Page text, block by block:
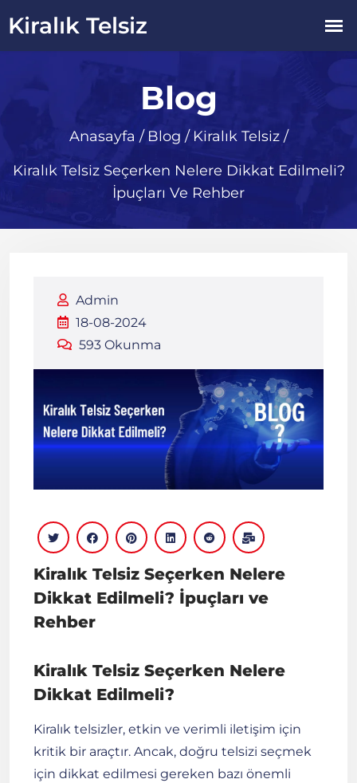
Blog
Anasayfa / Blog / Kiralık Telsiz/
Kiralık Telsiz Seçerken Nelere Dikkat Edilmeli?
İpuçları Ve Rehber
Admin
18-08-2024
593 Okunma
Kiralık Telsiz Seçerken Nelere
Dikkat Edilmeli? İpuçları ve
Rehber
Kiralık Telsiz Seçerken Nelere
Dikkat Edilmeli?
Kiralık telsizler, etkin ve verimli iletişim için
kritik bir araçtır. Ancak, doğru telsizi seçmek
için dikkat edilmesi gereken bazı önemli